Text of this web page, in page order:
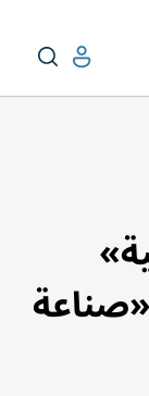
بـ «صناعة